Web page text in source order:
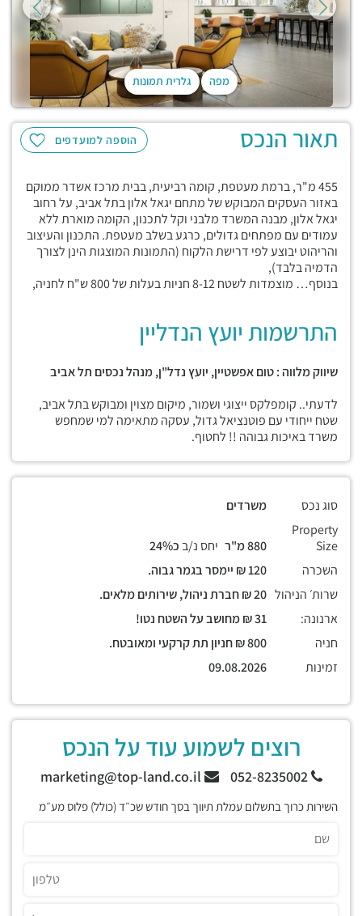
מפה גלרית תמונות
הוספה למועדפים תאור הנכס
455 מ"ר, ברמת מעטפת, קומה רביעית, בבית מרכז אשדר ממוקם
באזור העסקים המבוקש של מתחם יגאל אלון בתל אביב, על רחוב
יגאל אלון, מבנה המשרד מלבני וקל לתכנון, הקומה מוארת ללא
עמודים עם מפתחים גדולים, כרגע בשלב מעטפת. התכנון והעיצוב
והריהוט יבוצע לפי דרישת הלקוח (התמונות המוצגות הינן לצורך
הדמיה בלבד),
בנוסף… מוצמדות לשטח 8-12 חניות בעלות של 800 ש"ח לחניה,
התרשמות יועץ הנדליין
שיווק מלווה : טום אפשטיין, יועץ נדל"ן, מנהל נכסים תל אביב
לדעתי.. קומפלקס ייצוגי ושמור, מיקום מצוין ומבוקש בתל אביב,
שטח ייחודי עם פוטנציאל גדול, עסקה מתאימה למי שמחפש
משרד באיכות גבוהה !! לחטוף.
סוג נכס
משרדים
Property
Size
יחס נ/בכ24%
השכרה
שרות׳ הניהול
ארנונה:
חניה
זמינות
רוצים לשמוע עוד על הנכס
052-8235002
השירות כרוך בתשלום עמלת תיווך בסך חודש שכ״ד (כולל) פלוס מע״מ